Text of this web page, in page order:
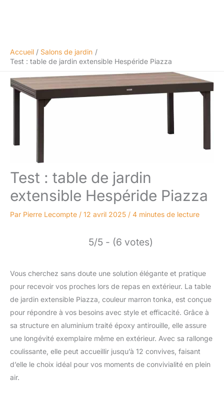
Accueil
Salons de jardin
Test : table de jardin extensible Hespéride Piazza
Test : table de jardin
extensible Hespéride Piazza
Par Pierre Lecompte / 12 avril 2025 / 4 minutes de lecture
5/5 - (6 votes)
Vous cherchez sans doute une solution élégante et pratique
pour recevoir vos proches lors de repas en extérieur. La table
de jardin extensible Piazza, couleur marron tonka, est conçue
pour répondre à vos besoins avec style et efficacité. Grâce à
sa structure en aluminium traité époxy antirouille, elle assure
une longévité exemplaire même en extérieur. Avec sa rallonge
coulissante, elle peut accueillir jusqu’à 12 convives, faisant
d’elle le choix idéal pour vos moments de convivialité en plein
air.